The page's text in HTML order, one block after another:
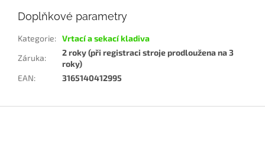
Doplňkové parametry
Kategorie: Vrtací a sekací kladiva
Záruka:
2 roky (při registraci stroje prodloužena na 3
roky)
EAN: 3165140412995